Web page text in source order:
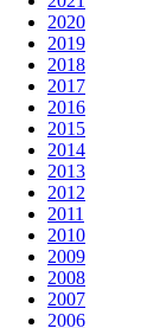
2020
2019
2018
2017
2016
2015
2014
2013
2012
2011
2010
2009
2008
2007
2006